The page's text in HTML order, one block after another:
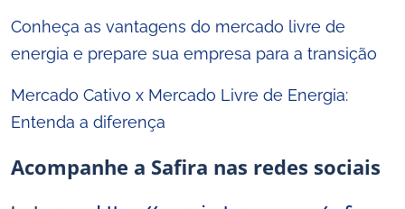
Conheça as vantagens do mercado livre de
energia e prepare sua empresa para a transição
Mercado Cativo x Mercado Livre de Energia:
Entenda a diferença
Acompanhe a Safira nas redes sociais